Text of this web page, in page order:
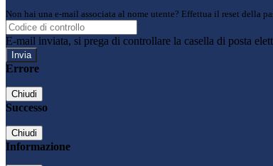
Non hai una e-mail associata al nome utente? Effettua il reset della
E-mail inviata, si prega di controllare la casella di posta
Errore
Chiudi
Successo
Chiudi
Informazione